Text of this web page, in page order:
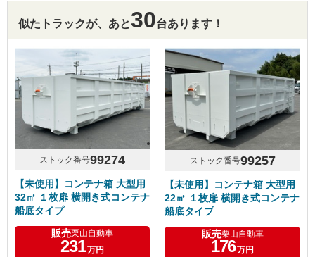
似たトラックが、あと30台あります！
ストック番号99274
【未使用】コンテナ箱 大型用
32㎥ １枚扉 横開き式コンテナ
船底タイプ
販売栗山自動車
231万円
ストック番号99257
【未使用】コンテナ箱 大型用
22㎥ １枚扉 横開き式コンテナ
船底タイプ
販売栗山自動車
176万円